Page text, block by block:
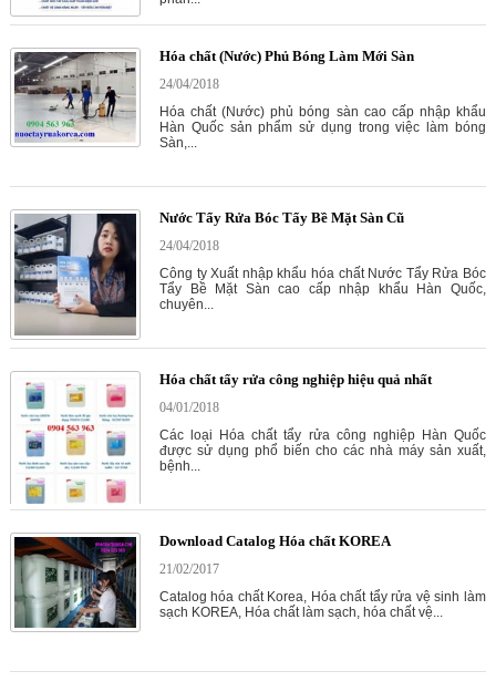
Hóa chất (Nước) Phủ Bóng Làm Mới Sàn
24/04/2018
Hóa chất (Nước) phủ bóng sàn cao cấp nhập khẩu
Hàn Quốc sản phẩm sử dụng trong việc làm bóng
Sàn,...
Nước Tẩy Rửa Bóc Tẩy Bề Mặt Sàn Cũ
24/04/2018
Công ty Xuất nhập khẩu hóa chất Nước Tẩy Rửa Bóc
Tẩy Bề Mặt Sàn cao cấp nhập khẩu Hàn Quốc,
chuyên...
Hóa chất tẩy rửa công nghiệp hiệu quả nhất
04/01/2018
Các loại Hóa chất tẩy rửa công nghiệp Hàn Quốc
được sử dụng phổ biến cho các nhà máy sản xuất,
bệnh...
Download Catalog Hóa chất KOREA
21/02/2017
Catalog hóa chất Korea, Hóa chất tẩy rửa vệ sinh làm
sạch KOREA, Hóa chất làm sạch, hóa chất vệ...